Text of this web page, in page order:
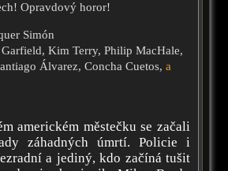
Opravdový horor!
Simón
Kim Terry, Philip MacHale,
Álvarez, Concha Cuetos, a
americkém městečku se začali
záhadných úmrtí. Policie i
a jediný, kdo začíná tušit